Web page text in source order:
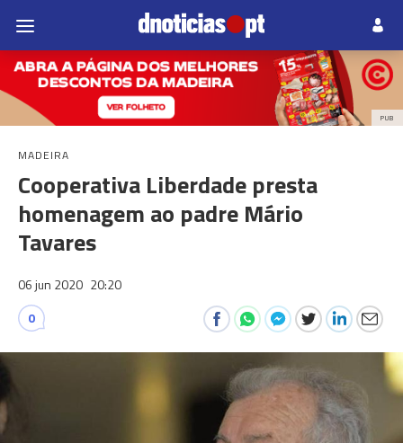
PUB
MADEIRA
Cooperativa Liberdade presta
homenagem ao padre Mário
Tavares
06 jun 2020 20:20
0